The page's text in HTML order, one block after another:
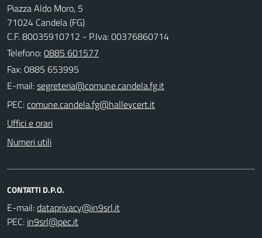
Piazza Aldo Moro, 5
71024 Candela (FG)
C.F. 80035910712 - P.Iva: 00376860714
Telefono:0885 601577
Fax: 0885 653995
E-mail:
PEC:
Uffici e orari
Numeri utili
CONTATTI D.P.O.
E-mail:
PEC: